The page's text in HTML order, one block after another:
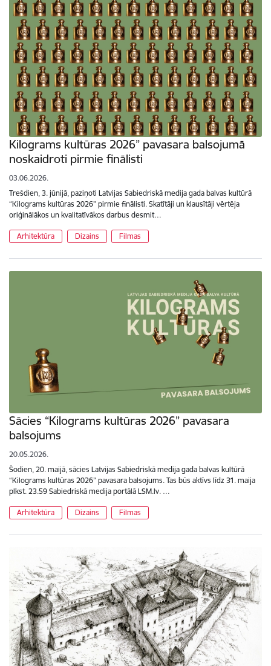
Kilograms kultūras 2026” pavasara balsojumā
noskaidroti pirmie finālisti
03.06.2026.
Trešdien, 3. jūnijā, paziņoti Latvijas Sabiedriskā medija gada balvas kultūrā
“Kilograms kultūras 2026” pirmie finālisti. Skatītāji un klausītāji vērtēja
oriģinālākos un kvalitatīvākos darbus desmit…
Arhitektūra Dizains Filmas
Sācies “Kilograms kultūras 2026” pavasara
balsojums
20.05.2026.
Šodien, 20. maijā, sācies Latvijas Sabiedriskā medija gada balvas kultūrā
“Kilograms kultūras 2026” pavasara balsojums. Tas būs aktīvs līdz 31. maija
plkst. 23.59 Sabiedriskā medija portālā LSM.lv. …
Arhitektūra Dizains Filmas